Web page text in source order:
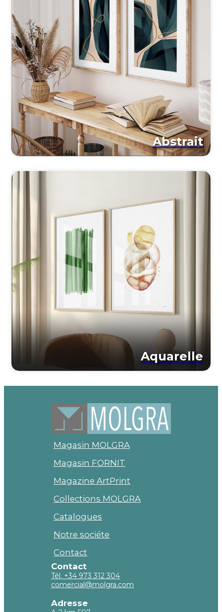
Abstrait
Aquarelle
Magasin MOLGRA
Magasin FORNIT
Magazine ArtPrint
Collections MOLGRA
Catalogues
Notre sociéte
Contact
Contact
Tél. +34 973 312 304
comercial@molgra.com
Adresse